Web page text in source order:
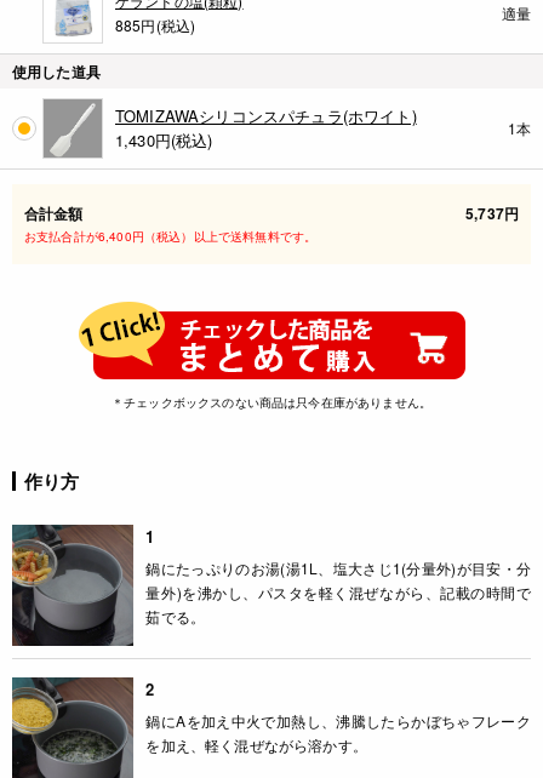
885円(税込)
適量
使用した道具
TOMIZAWAシリコンスパチュラ(ホワイト)
1,430円(税込)
1本
合計金額 5,737円
お支払合計が6,400円（税込）以上で送料無料です。
＊チェックボックスのない商品は只今在庫がありません。
作り方
1
鍋にたっぷりのお湯(湯1L、塩大さじ1(分量外)が目安・分
量外)を沸かし、パスタを軽く混ぜながら、記載の時間で
茹でる。
2
鍋にAを加え中火で加熱し、沸騰したらかぼちゃフレーク
を加え、軽く混ぜながら溶かす。